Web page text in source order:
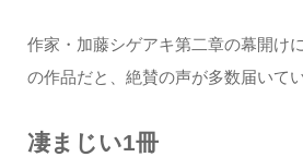
作家・加藤シゲアキ第二章の幕開け
の作品だと、絶賛の声が多数届いてい
凄まじい1冊